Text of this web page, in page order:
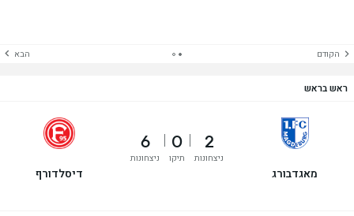
הקודם הבא
ראש בראש
מאגדבורג
2
ניצחונות
0
תיקו
6
ניצחונות
דיסלדורף